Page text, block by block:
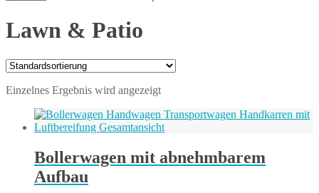
Lawn & Patio
Einzelnes Ergebnis wird angezeigt
Bollerwagen mit abnehmbarem
Aufbau